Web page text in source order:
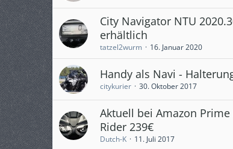
City Navigator NTU
erhältlich
tatzel2wurm 16. Januar 2020
Handy als Navi -
citykurier 30. Oktober 2017
Aktuell bei Amazon
Rider 239€
Dutch-K 11. Juli 2017